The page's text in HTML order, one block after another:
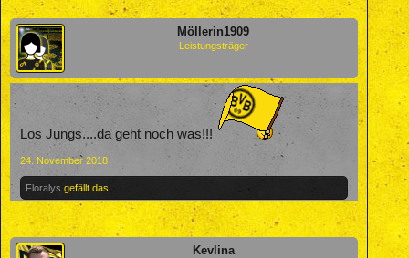
Möllerin1909
Leistungsträger
Los Jungs....da geht noch was!!!
24. November 2018
Floralys gefällt das.
Kevlina